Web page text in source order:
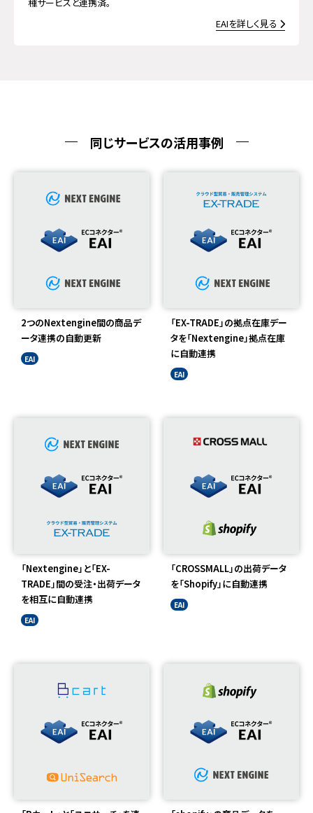
EAIを詳しく見る
同じサービスの活用事例
2つのNextengine間の商品デ
ータ連携の自動更新
EAI
「EX-TRADE」の拠点在庫デー
タを「Nextengine」拠点在庫
に自動連携
EAI
「Nextengine」と「EX-
TRADE」間の受注・出荷データ
を相互に自動連携
EAI
「CROSSMALL」の出荷データ
を「Shopify」に自動連携
EAI